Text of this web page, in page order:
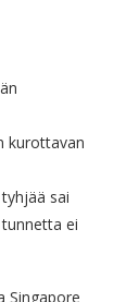
kurottavan
sai
ei
Singapore